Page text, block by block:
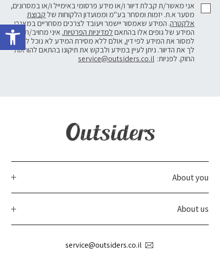
אני מאשר/ת קבלת דיוור ו/או מידע פרסומי באימייל ו/או במסרונים,
מסער א.ת. יזמות ומסחר בע"מ וממועדון הלקוחות שלקבוצת
אלקטרה. המידע שאמסור יישמר ויעובד לצרכים מסחריים במאגרי
המידע של גופים אלו בהתאםלמדיניות הפרטיות. איני מחויב/ת
למסור את המידע לפי דין, אולם ללא מסירת המידע לא נוכל לשלוח
לך את הדיוור. ניתן לעיין במידע ולבקש את תיקונו בהתאם להוראות
החוק. לפניות: service@outsiders.co.il
About you
About us
service@outsiders.co.il